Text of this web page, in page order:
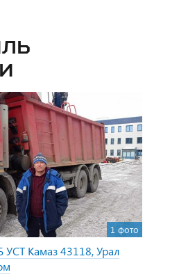
1 фото
УСТ Камаз 43118, Урал